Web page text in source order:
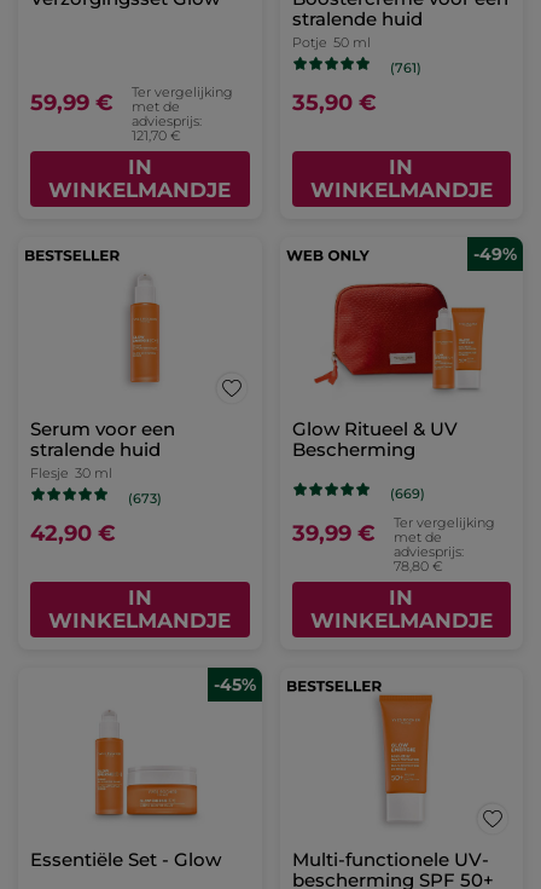
59,99 €
Ter vergelijking
met de
adviesprijs:
121,70 €
IN
WINKELMANDJE
stralende huid
Potje 50 ml
(761)
35,90 €
IN
WINKELMANDJE
Serum voor een
stralende huid
Flesje 30 ml
(673)
42,90 €
IN
WINKELMANDJE
-49%
Glow Ritueel & UV
Bescherming
(669)
39,99 €
Ter vergelijking
met de
adviesprijs:
78,80 €
IN
WINKELMANDJE
-45%
Essentiële Set - Glow
Multi-functionele UV-
bescherming SPF 50+